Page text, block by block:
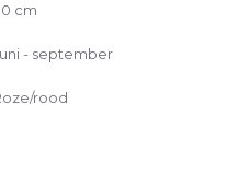
cm
- september
rood